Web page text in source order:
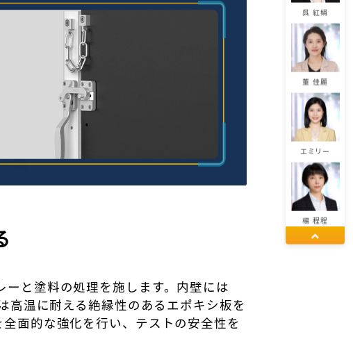
と塗料の処理を施します。内壁には
高温に耐える絶縁性のあるエポキシ板を
面的な強化を行い、テストの安全性を
呉 紅娟
董 佳麗
エミリー
楊 程程